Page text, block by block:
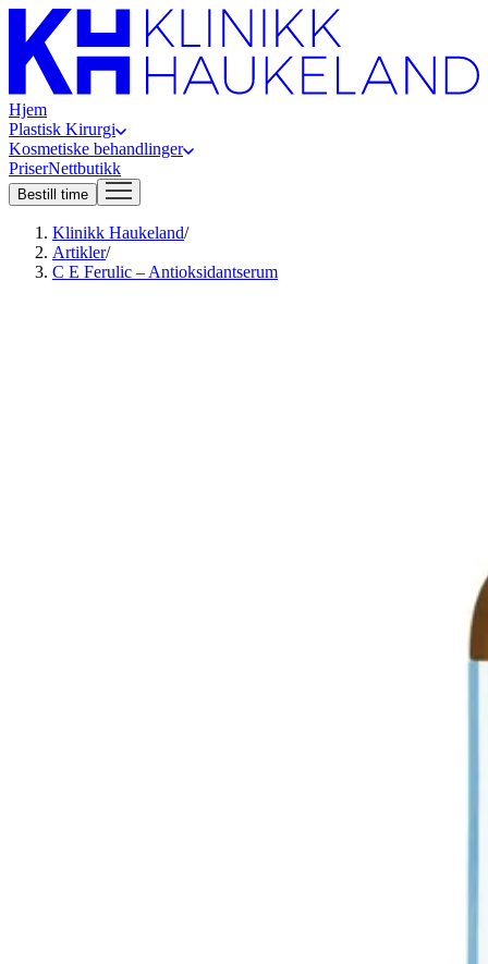
Hjem
Plastisk Kirurgi
Kosmetiske behandlinger
PriserNettbutikk
Bestill time
Klinikk Haukeland/
Artikler/
C E Ferulic – Antioksidantserum